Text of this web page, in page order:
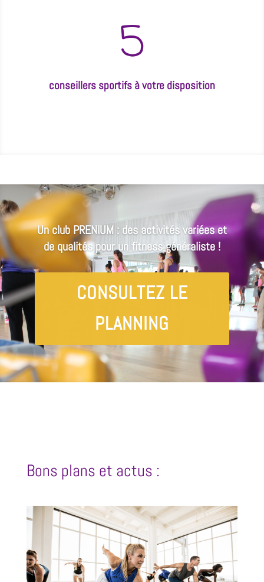
5
conseillers sportifs à votre disposition
Un club PRENIUM : des activités variées et
de qualités pour un fitness généraliste !
CONSULTEZ LE
PLANNING
Bons plans et actus :